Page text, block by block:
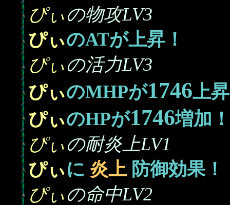
ぴぃの物攻LV3
ぴぃのATが上昇！
ぴぃの活力LV3
ぴぃのMHPが1746上
ぴぃのHPが1746増加！
ぴぃの耐炎上LV1
ぴぃに 炎上 防御効果！
ぴぃの命中LV2